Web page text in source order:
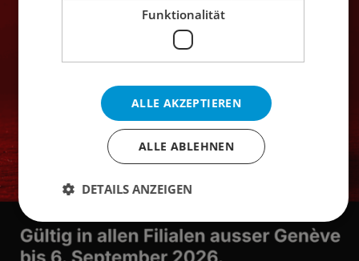
✔
✔
Genève
St. Gallen
Ähnliche Produkte
Funktionalität
ALLE AKZEPTIEREN
ALLE ABLEHNEN
DETAILS ANZEIGEN